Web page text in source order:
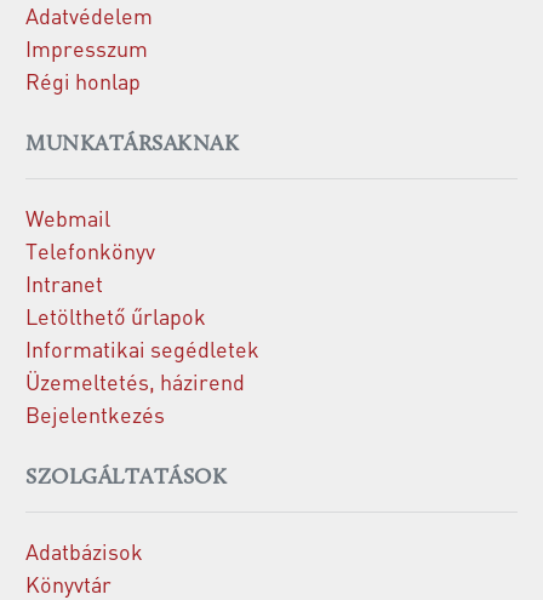
Adatvédelem
Impresszum
Régi honlap
MUNKATÁRSAKNAK
Webmail
Telefonkönyv
Intranet
Letölthető űrlapok
Informatikai segédletek
Üzemeltetés, házirend
Bejelentkezés
SZOLGÁLTATÁSOK
Adatbázisok
Könyvtár